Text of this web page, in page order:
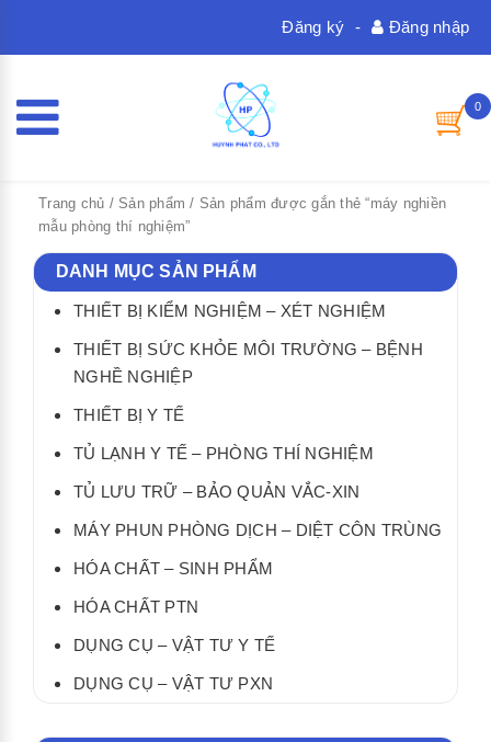
Đăng nhập
-
Đăng ký
0
Trang chủ / Sản phẩm / Sản phẩm được gắn thẻ “máy nghiền
mẫu phòng thí nghiệm”
DANH MỤC SẢN PHẨM
THIẾT BỊ KIỂM NGHIỆM – XÉT NGHIỆM
THIẾT BỊ SỨC KHỎE MÔI TRƯỜNG – BỆNH
NGHỀ NGHIỆP
THIẾT BỊ Y TẾ
TỦ LẠNH Y TẾ – PHÒNG THÍ NGHIỆM
TỦ LƯU TRỮ – BẢO QUẢN VẮC-XIN
MÁY PHUN PHÒNG DỊCH – DIỆT CÔN TRÙNG
HÓA CHẤT – SINH PHẨM
HÓA CHẤT PTN
DỤNG CỤ – VẬT TƯ Y TẾ
DỤNG CỤ – VẬT TƯ PXN